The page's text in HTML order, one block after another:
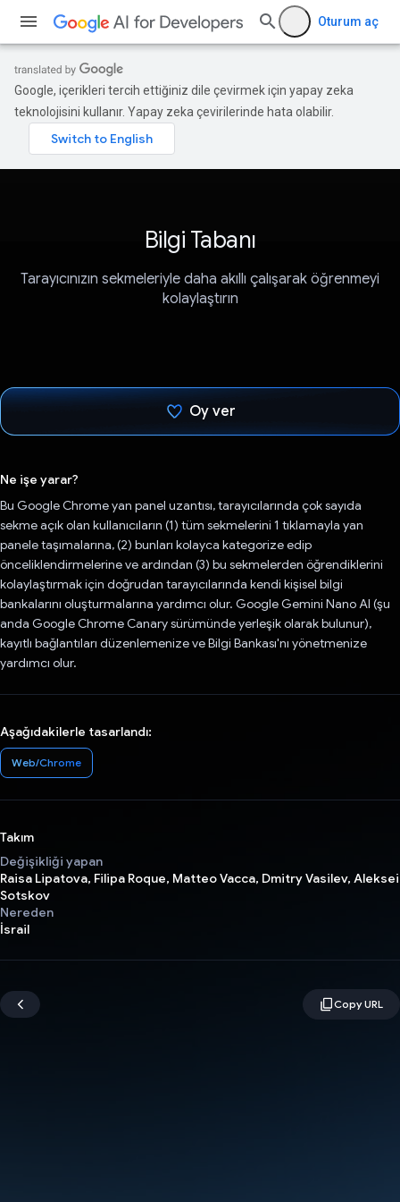
Oturum aç
Google, içerikleri tercih ettiğiniz dile çevirmek için yapay zeka
teknolojisini kullanır. Yapay zeka çevirilerinde hata olabilir.
Bilgi Tabanı
Tarayıcınızın sekmeleriyle daha akıllı çalışarak öğrenmeyi
kolaylaştırın
Oy ver
Ne işe yarar?
Bu Google Chrome yan panel uzantısı, tarayıcılarında çok sayıda
sekme açık olan kullanıcıların (1) tüm sekmelerini 1 tıklamayla yan
panele taşımalarına, (2) bunları kolayca kategorize edip
önceliklendirmelerine ve ardından (3) bu sekmelerden öğrendiklerini
kolaylaştırmak için doğrudan tarayıcılarında kendi kişisel bilgi
bankalarını oluşturmalarına yardımcı olur. Google Gemini Nano AI (şu
anda Google Chrome Canary sürümünde yerleşik olarak bulunur),
kayıtlı bağlantıları düzenlemenize ve Bilgi Bankası'nı yönetmenize
yardımcı olur.
Aşağıdakilerle tasarlandı:
Web/Chrome
Takım
Değişikliği yapan
Raisa Lipatova, Filipa Roque, Matteo Vacca, Dmitry Vasilev, Aleksei
Sotskov
Nereden
İsrail